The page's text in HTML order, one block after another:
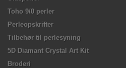
Toho 9/0 perler
Perleopskrifter
Tilbehør til perlesyning
5D Diamant Crystal Art Kit
Broderi